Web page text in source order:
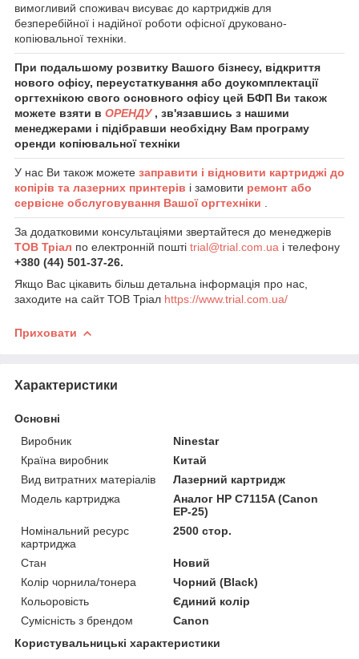
вимогливий споживач висуває до картриджів для
безперебійної і надійної роботи офісної друковано-
копіювальної техніки.
При подальшому розвитку Вашого бізнесу, відкриття
нового офісу, переустаткування або доукомплектації
оргтехнікою свого основного офісу цей БФП Ви також
можете взяти в ОРЕНДУ , зв'язавшись з нашими
менеджерами і підібравши необхідну Вам програму
оренди копіювальної техніки
У нас Ви також можете заправити і відновити картриджі до
копірів та лазерних принтерів і замовити ремонт або
сервісне обслуговування Вашої оргтехніки
За додатковими консультаціями звертайтеся до менеджерів
ТОВ Тріал по електронній пошті trial@trial.com.ua і телефону
+380 (44) 501-37-26.
Якщо Вас цікавить більш детальна інформація про нас,
заходите на сайт ТОВ Тріал https://www.trial.com.ua/
Приховати
Характеристики
Основні
Виробник
Ninestar
Країна виробник
Китай
Вид витратних матеріалів
Лазерний картридж
Модель картриджа
Аналог HP C7115A (Canon
EP-25)
Номінальний ресурс
картриджа
2500 стор.
Стан
Новий
Колір чорнила/тонера
Чорний (Black)
Кольоровість
Єдиний колір
Сумісність з брендом
Canon
Користувальницькі характеристики